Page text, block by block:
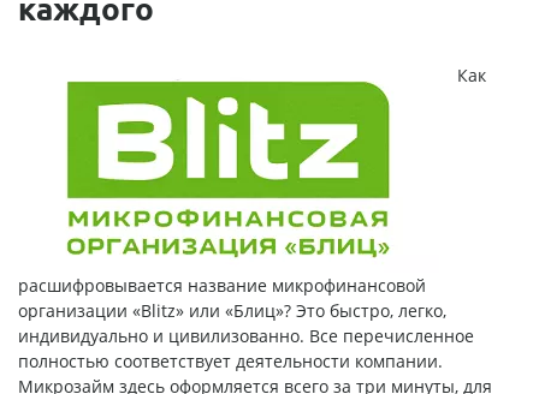
каждого
Как
расшифровывается название микрофинансовой
организации «Blitz» или «Блиц»? Это быстро, легко,
индивидуально и цивилизованно. Все перечисленное
полностью соответствует деятельности компании.
Микрозайм здесь оформляется всего за три минуты, для